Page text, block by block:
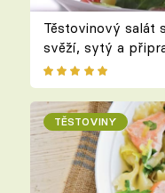
Těstovinový salát
svěží, sytý a
TĚSTOVINY